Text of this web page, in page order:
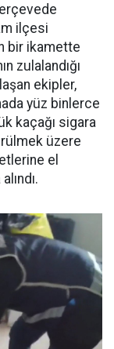
ilçesi
bir ikamette
zulalandığı
ekipler,
yüz binlerce
kaçağı sigara
üzere
el